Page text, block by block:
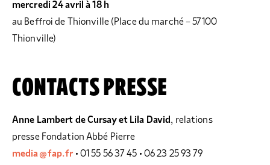
mercredi 24 avril à 18 h
au Beffroi de Thionville (Place du marché – 57100
Thionville)
CONTACTS PRESSE
Anne Lambert de Cursay et Lila David , relations
presse Fondation Abbé Pierre
media@fap.fr • 01 55 56 37 45 • 06 23 25 93 79